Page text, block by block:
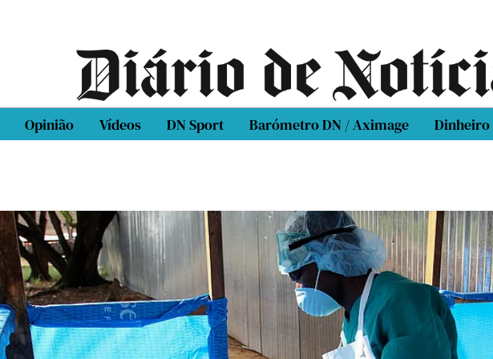
Opinião Vídeos DN Sport Barómetro DN / Aximage Dinheiro